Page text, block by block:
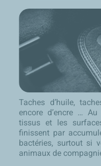
Taches d’huile,
encore d’encre …
tissus et les
finissent par
bactéries, surtout si
animaux de